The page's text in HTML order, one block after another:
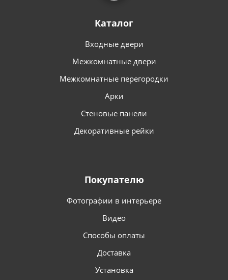
Каталог
Входные двери
Межкомнатные двери
Межкомнатные перегородки
Арки
Стеновые панели
Декоративные рейки
Покупателю
Фотографии в интерьере
Видео
Способы оплаты
Доставка
Установка